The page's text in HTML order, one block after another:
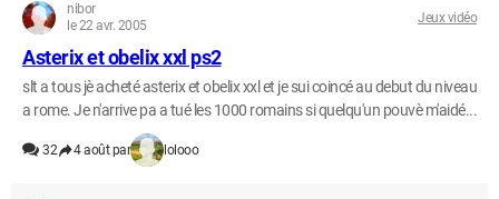
nibor
le 22 avr. 2005
Jeux vidéo
Asterix et obelix xxl ps2
slt a tous jè acheté asterix et obelix xxl et je sui coincé au debut du niveau
a rome. Je n'arrive pa a tué les 1000 romains si quelqu'un pouvè m'aidé...
32 4 août par lolooo